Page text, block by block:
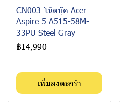
CN003 โน๊ตบุ๊ค Acer
Aspire 5 A515-58M-
33PU Steel Gray
฿14,990
เพิ่มลงตะกร้า